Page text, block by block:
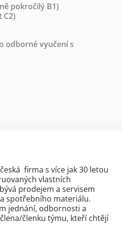
pokročilý B1)
C2)
odborné vyučení s
firma s více jak 30 letou
vlastních
prodejem a servisem
spotřebního materiálu.
jednání, odbornosti a
členku týmu, kteří chtějí